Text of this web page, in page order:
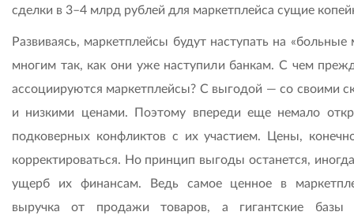
сделки в 3–4 млрд рублей для маркетплейса сущие
Развиваясь, маркетплейсы будут наступать на «больные
многим так, как они уже наступили банкам. С чем
ассоциируются маркетплейсы? С выгодой — со своими
и низкими ценами. Поэтому впереди еще немало
подковерных конфликтов с их участием. Цены,
корректироваться. Но принцип выгоды останется,
ущерб их финансам. Ведь самое ценное в
выручка от продажи товаров, а гигантские базы